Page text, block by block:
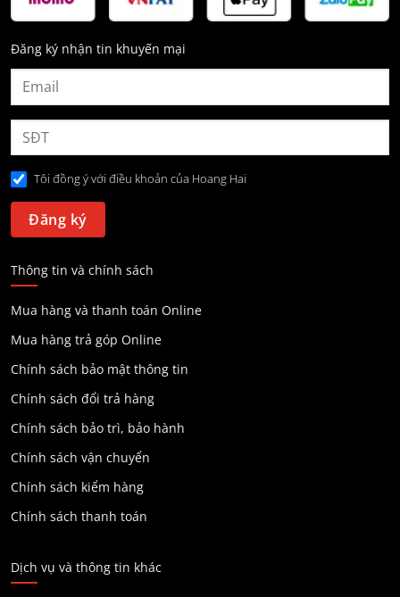
Đăng ký nhận tin khuyến mại
Tôi đồng ý với điều khoản của Hoang Hai
Thông tin và chính sách
Mua hàng và thanh toán Online
Mua hàng trả góp Online
Chính sách bảo mật thông tin
Chính sách đổi trả hàng
Chính sách bảo trì, bảo hành
Chính sách vận chuyển
Chính sách kiểm hàng
Chính sách thanh toán
Dịch vụ và thông tin khác